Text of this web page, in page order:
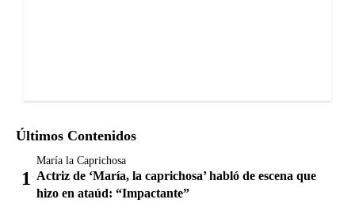
Últimos Contenidos
María la Caprichosa
Actriz de ‘María, la caprichosa’ habló de escena que
hizo en ataúd: “Impactante”